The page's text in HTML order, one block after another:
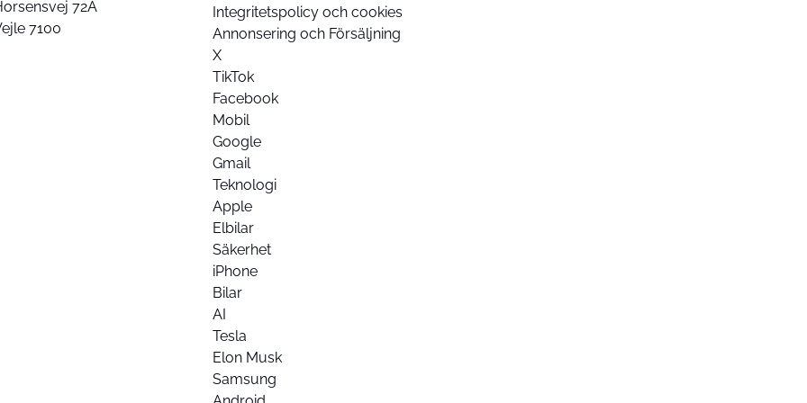
72A
7100
Integritetspolicy och cookies
Annonsering och Försäljning
X
TikTok
Facebook
Mobil
Google
Gmail
Teknologi
Apple
Elbilar
Säkerhet
iPhone
Bilar
AI
Tesla
Elon Musk
Samsung